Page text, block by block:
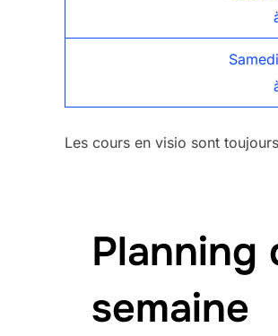
Les cours en visio sont
Planning
semaine